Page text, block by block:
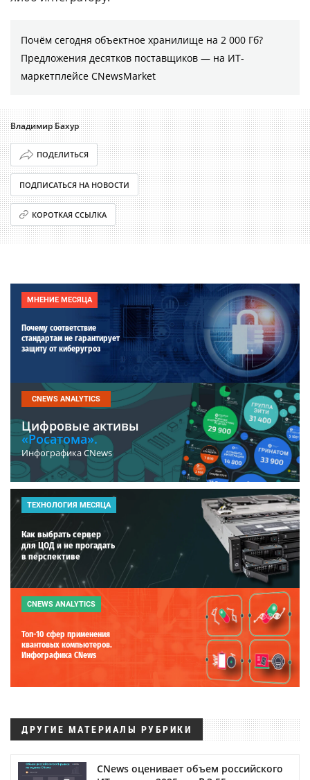
Почём сегодня объектное хранилище на 2 000 Гб?
Предложения десятков поставщиков ― на ИТ-
маркетплейсе CNewsMarket
Владимир Бахур
ПОДЕЛИТЬСЯ
ПОДПИСАТЬСЯ НА НОВОСТИ
КОРОТКАЯ ССЫЛКА
МНЕНИЕ МЕСЯЦА
Почему соответствие
стандартам не гарантирует
защиту от киберугроз
CNEWS ANALYTICS
Цифровые активы
«Росатома».
Инфографика CNews
ТЕХНОЛОГИЯ МЕСЯЦА
Как выбрать сервер
для ЦОД и не прогадать
в перспективе
CNEWS ANALYTICS
Топ-10 сфер применения
квантовых компьютеров.
Инфографика CNews
ДРУГИЕ МАТЕРИАЛЫ РУБРИКИ
CNews оценивает объем российского